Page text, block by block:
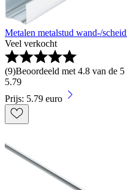
Metalen metalstud wand-/
Veel verkocht
(9)Beoordeeld met 4.8 van de
5.79
Prijs: 5.79 euro